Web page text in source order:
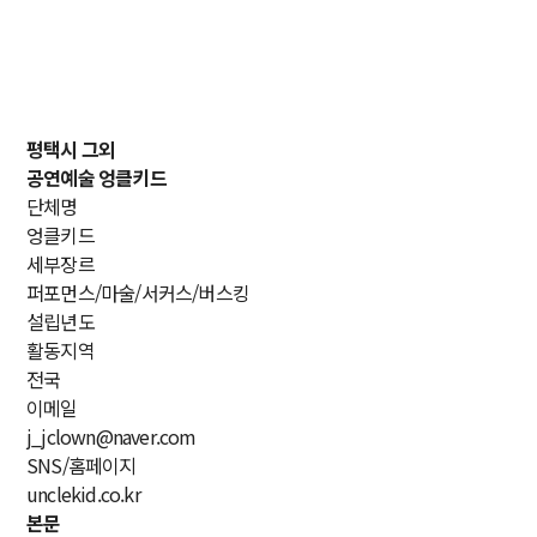
평택시 그외
공연예술엉클키드
단체명
엉클키드
세부장르
퍼포먼스/마술/서커스/버스킹
설립년도
활동지역
전국
이메일
j_jclown@naver.com
SNS/홈페이지
unclekid.co.kr
본문